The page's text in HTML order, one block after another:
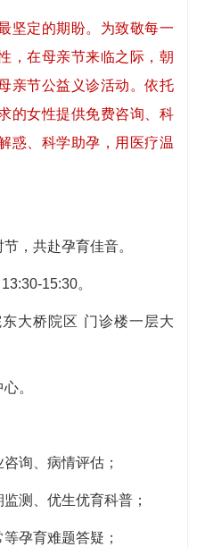
坚定的期盼。为致敬每一
，在母亲节来临之际，朝
亲节公益义诊活动。依托
的女性提供免费咨询、科
惑、科学助孕，用医疗温
，共赴孕育佳音。
15:30。
大桥院区 门诊楼一层大
。
询、病情评估；
测、优生优育科普；
孕育难题答疑；